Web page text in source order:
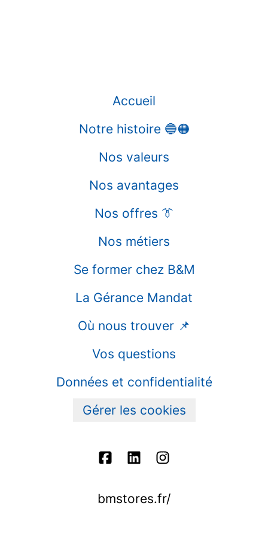
Accueil
Notre histoire 🔵🟠
Nos valeurs
Nos avantages
Nos offres 👔
Nos métiers
Se former chez B&M
La Gérance Mandat
Où nous trouver 📌
Vos questions
Données et confidentialité
Gérer les cookies
bmstores.fr/